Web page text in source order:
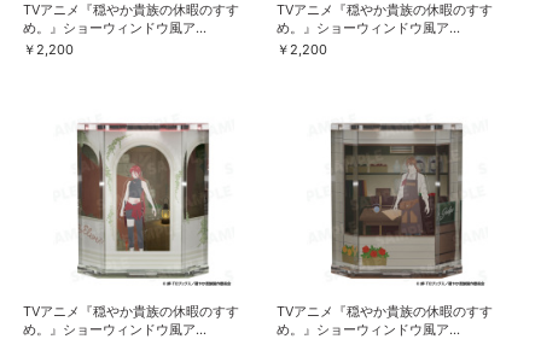
TVアニメ『穏やか貴族の休暇のすす
め。』ショーウィンドウ風ア...
￥2,200
TVアニメ『穏やか貴族の休暇のすす
め。』ショーウィンドウ風ア...
￥2,200
TVアニメ『穏やか貴族の休暇のすす
め。』ショーウィンドウ風ア...
TVアニメ『穏やか貴族の休暇のすす
め。』ショーウィンドウ風ア...